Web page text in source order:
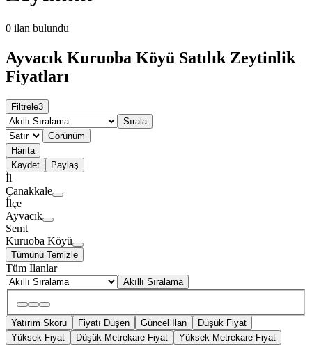
0 ilan bulundu
Ayvacık Kuruoba Köyü Satılık Zeytinlik
Fiyatları
Filtrele3
Sırala
Görünüm
Harita
Kaydet
Paylaş
İl
Çanakkale
İlçe
Ayvacık
Semt
Kuruoba Köyü
Tümünü Temizle
Tüm İlanlar
Akıllı Sıralama
Yatırım Skoru Fiyatı Düşen Güncel İlan
Düşük Fiyat
Yüksek Fiyat
Düşük Metrekare Fiyat Yüksek Metrekare Fiyat